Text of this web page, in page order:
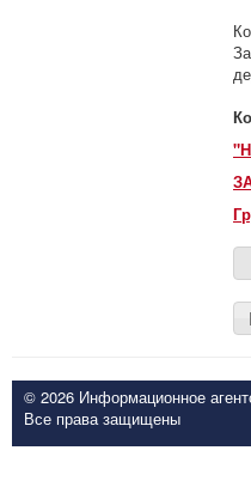
© 2026 Информационное
Все права защищены